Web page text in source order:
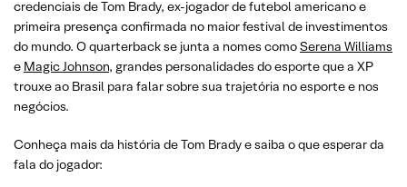
credenciais de Tom Brady, ex-jogador de futebol americano e
primeira presença confirmada no maior festival de investimentos
do mundo. O quarterback se junta a nomes comoSerena Williams
e Magic Johnson, grandes personalidades do esporte que a XP
trouxe ao Brasil para falar sobre sua trajetória no esporte e nos
negócios.
Conheça mais da história de Tom Brady e saiba o que esperar da
fala do jogador: